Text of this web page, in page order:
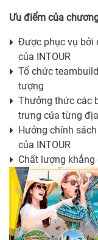
Ưu điểm của
Được phục vụ bởi
của INTOUR
Tổ chức
tượng
Thưởng thức các
trưng của từng
Hưởng chính
của INTOUR
Chất lượng khẳng